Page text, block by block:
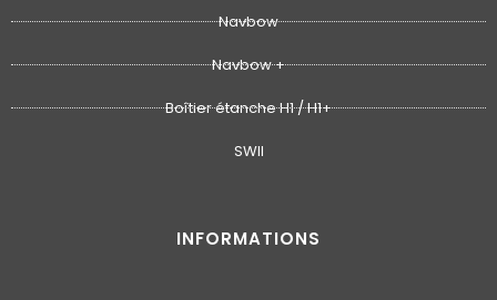
Navbow
Navbow +
Boîtier étanche H1 / H1+
SWII
INFORMATIONS